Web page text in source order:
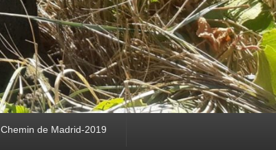
Chemin de Madrid-2019